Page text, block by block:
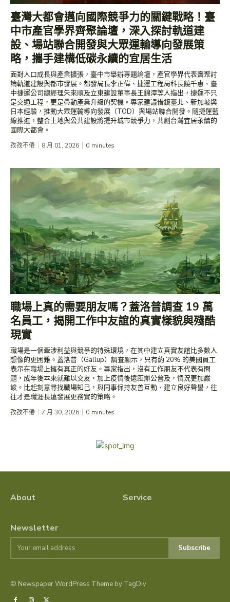
臺灣大都會邁向國際競爭力的關鍵戰略！臺
中市產官學界齊聚論壇，深入探討軌道建
設、場站聯合開發與大眾運輸導向發展策
略，攜手建構低碳永續的宜居生活
面對人口成長與產業擴張，臺中市舉辦專題論壇，產官學界代表齊聚討
論軌道建設與都市發展。都發局長李正偉、捷運工程局科長饒千惠、臺
中捷運公司總經理朱來順及立東建設董事長王錦潭等人指出，捷運不只
是交通工程，更是帶動產業升級的契機。專家建議借鏡臺北、新加坡與
日本經驗，推動大眾運輸導向發展（TOD）與場站聯合開發。隨捷運藍
線推進，整合土地與公共建設將提升城市競爭力，共創台灣宜居永續的
國際大都會。
孜孜不倦 8 月 01, 2026 0 minutes
職場上真的需要朋友嗎？蓋洛普調查 19 萬
名員工，揭開工作中友誼的真實樣貌與殘酷
現實
職場是一個牽涉利益與競爭的特殊環境，在其中建立真實友誼比多數人
想像的更困難。蓋洛普（Gallup）調查顯示，只有約 20% 的美國員工
表示在職場上擁有真正的好友。專家指出，沒有工作朋友不代表有問
題，成年後本來就難以交友，加上疫情後遠距辦公普及，情況更加嚴
峻。比起刻意尋找職場知己，與同事保持友善互動、建立良好聲譽，往
往才是職涯長遠發展更務實的策略。
孜孜不倦 7 月 30, 2026 0 minutes
About Service
Newsletter
Subscribe
© Newspaper WordPress Theme by TagDiv